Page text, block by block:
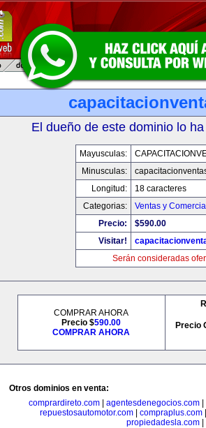
El dueño de este dominio lo
Mayusculas:
Minusculas:
Longitud:
18 caracteres
Categorias:
Ventas y
Precio:
$590.00
Visitar!
Serán consideradas
COMPRAR AHORA
Precio $590.00
COMPRAR AHORA
Precio
Otros dominios en venta:
comprardireto.com| agentesdenegocios.com|
repuestosautomotor.com
compraplus.com
propiedadesla.com|